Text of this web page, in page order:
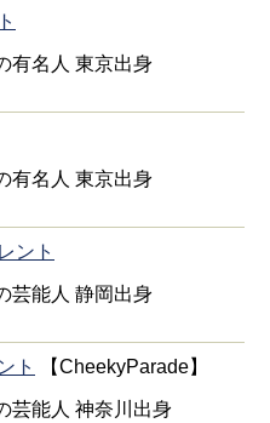
有名人 東京出身
有名人 東京出身
ント
芸能人 静岡出身
ト 【CheekyParade】
芸能人 神奈川出身